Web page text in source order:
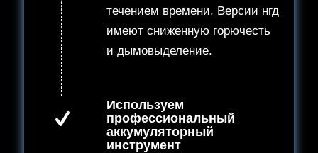
течением времени. Версии нгд
имеют сниженную горючесть
и дымовыделение.
Используем
профессиональный
аккумуляторный
инструмент